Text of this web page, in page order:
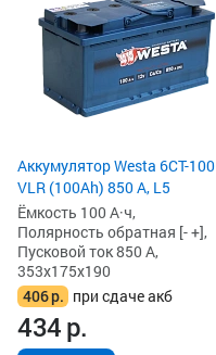
Аккумулятор Westa 6СТ-100
VLR (100Ah) 850 А, L5
Ёмкость 100 А·ч,
Полярность обратная [- +],
Пусковой ток 850 А,
353x175x190
406р. при сдаче акб
434р.